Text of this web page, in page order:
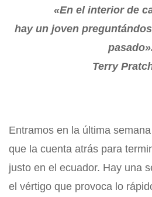
«En el interior de
hay un joven
Terry
Entramos en la última
que la cuenta atrás para
justo en el ecuador. Hay una
el vértigo que provoca lo